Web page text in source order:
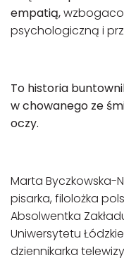
empatią,
psychologiczną i
To historia
w chowanego ze
oczy.
Marta Byczkowska-
pisarka, filolożka
Absolwentka
Uniwersytetu
dziennikarka